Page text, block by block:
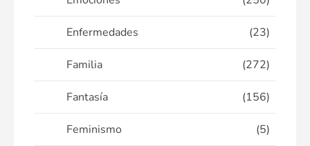
Enfermedades (23)
Familia (272)
Fantasía (156)
Feminismo (5)